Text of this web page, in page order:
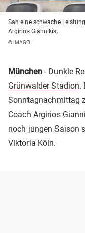
Sah eine schwache
Argirios Giannikis.
© IMAGO
München - Dunkle
Grünwalder Stadion.
Sonntagnachmittag
Coach Argirios
noch jungen Saison
Viktoria Köln.